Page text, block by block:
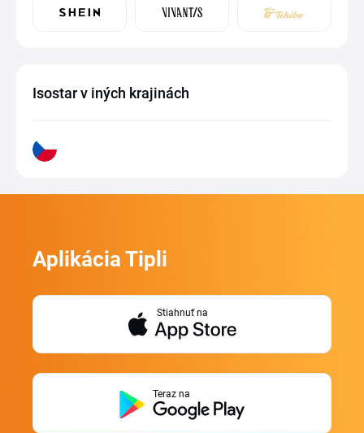
Isostar v iných krajinách
Aplikácia Tipli
Stiahnuť na
Teraz na